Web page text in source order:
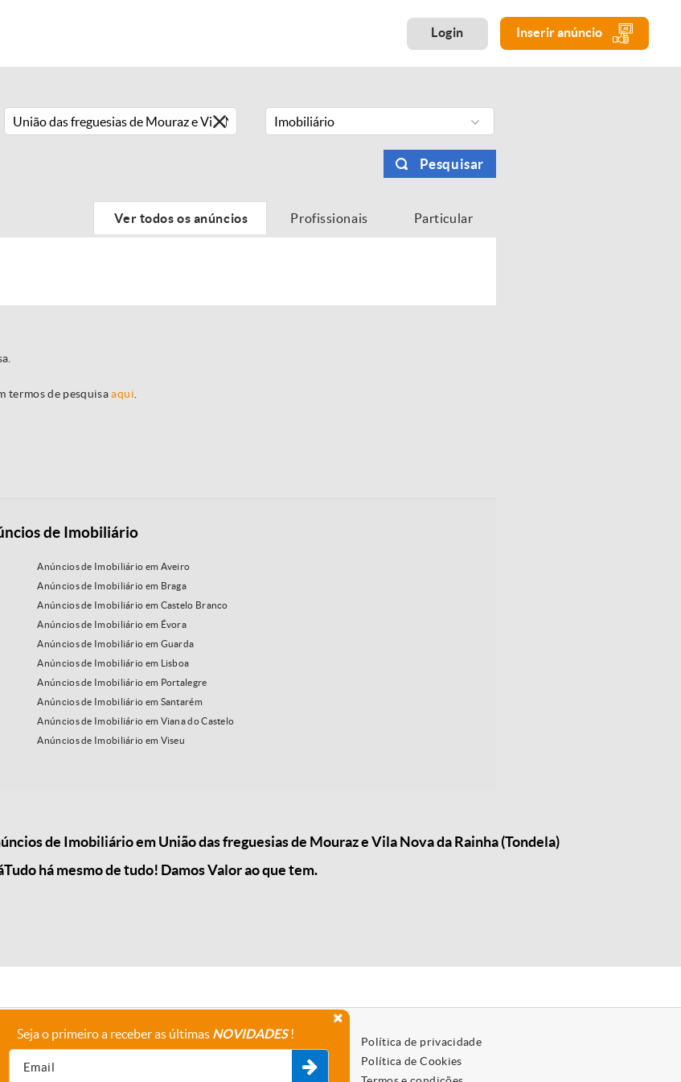
Login Inserir anúncio
Imobiliário
Pesquisar
Ver todos os anúncios Profissionais Particular
termos de pesquisaaqui
de Imobiliário
Anúncios de Imobiliário em Aveiro
Anúncios de Imobiliário em Braga
Anúncios de Imobiliário em Castelo Branco
Anúncios de Imobiliário em Évora
Anúncios de Imobiliário em Guarda
Anúncios de Imobiliário em Lisboa
Anúncios de Imobiliário em Portalegre
Anúncios de Imobiliário em Santarém
Anúncios de Imobiliário em Viana do Castelo
Anúncios de Imobiliário em Viseu
de Imobiliário em União das freguesias de Mouraz e Vila Nova da Rainha (Tondela)
há mesmo de tudo! Damos Valor ao que tem.
A empresa
Política de privacidade
Política de Cookies
Seja o primeiro a receber as últimas NOVIDADES!